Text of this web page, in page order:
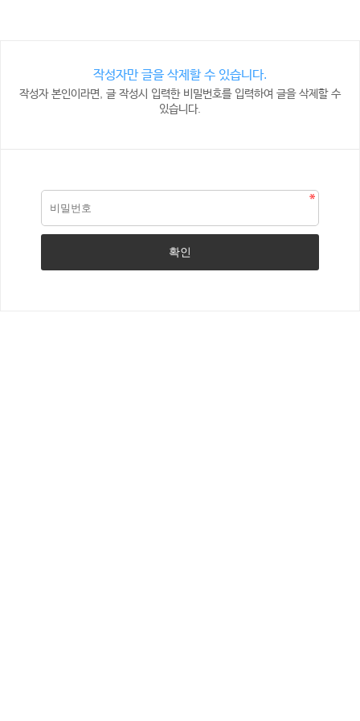
작성자만 글을 삭제할 수 있습니다.
작성자 본인이라면, 글 작성시 입력한 비밀번호를 입력하여 글을 삭제할 수
있습니다.